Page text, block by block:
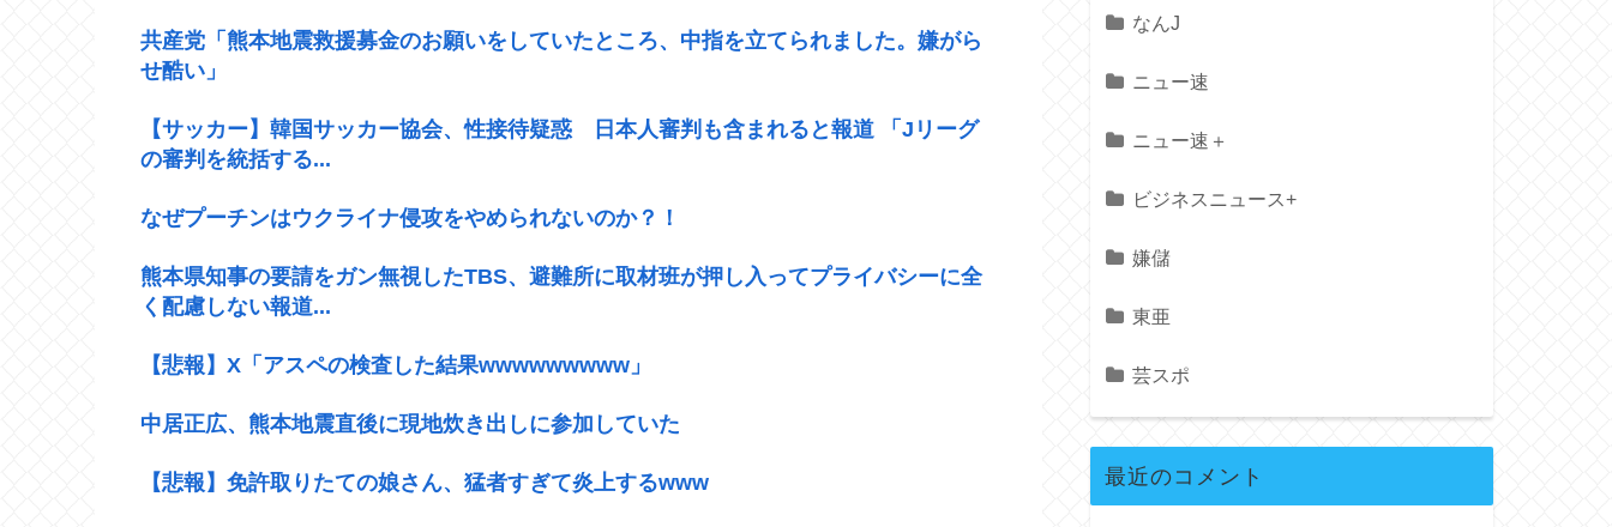
共産党「熊本地震救援募金のお願いをしていたところ、中指を立てられました。嫌がら
せ酷い」
【サッカー】韓国サッカー協会、性接待疑惑 日本人審判も含まれると報道 「Jリーグ
の審判を統括する...
なぜプーチンはウクライナ侵攻をやめられないのか？！
熊本県知事の要請をガン無視したTBS、避難所に取材班が押し入ってプライバシーに全
く配慮しない報道...
【悲報】X「アスペの検査した結果wwwwwwwww」
中居正広、熊本地震直後に現地炊き出しに参加していた
【悲報】免許取りたての娘さん、猛者すぎて炎上するwww
なんJ
ニュー速
ニュー速＋
ビジネスニュース+
嫌儲
東亜
芸スポ
最近のコメント